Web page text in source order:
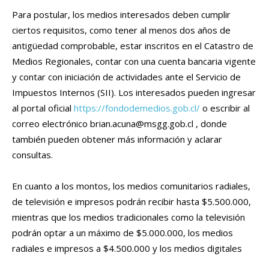
Para postular, los medios interesados deben cumplir
ciertos requisitos, como tener al menos dos años de
antigüedad comprobable, estar inscritos en el Catastro de
Medios Regionales, contar con una cuenta bancaria vigente
y contar con iniciación de actividades ante el Servicio de
Impuestos Internos (SII). Los interesados pueden ingresar
al portal oficial https://fondodemedios.gob.cl/ o escribir al
correo electrónico brian.acuna@msgg.gob.cl , donde
también pueden obtener más información y aclarar
consultas.
En cuanto a los montos, los medios comunitarios radiales,
de televisión e impresos podrán recibir hasta $5.500.000,
mientras que los medios tradicionales como la televisión
podrán optar a un máximo de $5.000.000, los medios
radiales e impresos a $4.500.000 y los medios digitales